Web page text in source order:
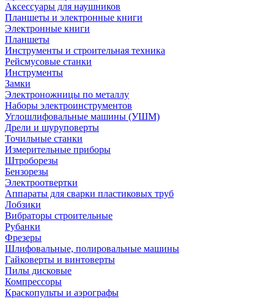
Аксессуары для наушников
Планшеты и электронные книги
Электронные книги
Планшеты
Инструменты и строительная техника
Рейсмусовые станки
Инструменты
Замки
Электроножницы по металлу
Наборы электроинструментов
Углошлифовальные машины (УШМ)
Дрели и шуруповерты
Точильные станки
Измерительные приборы
Штроборезы
Бензорезы
Электроотвертки
Аппараты для сварки пластиковых труб
Лобзики
Вибраторы строительные
Рубанки
Фрезеры
Шлифовальные, полировальные машины
Гайковерты и винтоверты
Пилы дисковые
Компрессоры
Краскопульты и аэрографы